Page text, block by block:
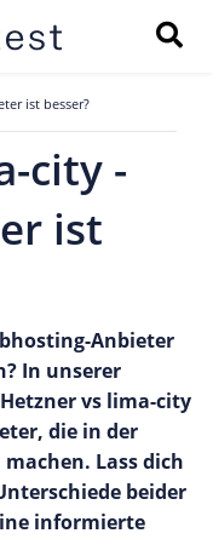
ist besser?
city -
ist
Anbieter
In unserer
vs lima-city
die in der
Lass dich
beider
informierte